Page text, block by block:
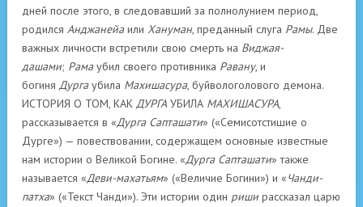
дней после этого, в следовавший за полнолунием период,
родился Анджанейаили Хануман, преданный слуга Рамы. Две
важных личности встретили свою смерть на Виджая-
дашами; Рамаубил своего противника Равану, и
богиня Дургаубила Махишасура, буйвологолового демона.
ИСТОРИЯ О ТОМ, КАК ДУРГА УБИЛА МАХИШАСУРА,
рассказывается в «Дурга Сапташати» («Семисотстишие о
Дурге») — повествовании, содержащем основные известные
нам истории о Великой Богине. «Дурга Сапташати» также
называется «Деви-махатьям» («Величие Богини») и «Чанди-
патха» («Текст Чанди»). Эти истории один риширассказал царю